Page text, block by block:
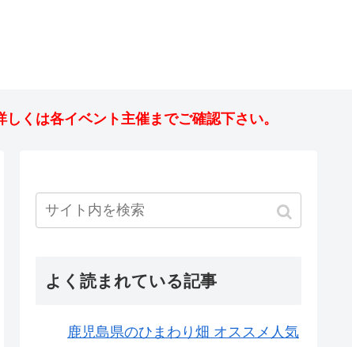
くは各イベント主催までご確認下さい。
よく読まれている記事
鹿児島県のひまわり畑 オススメ人気